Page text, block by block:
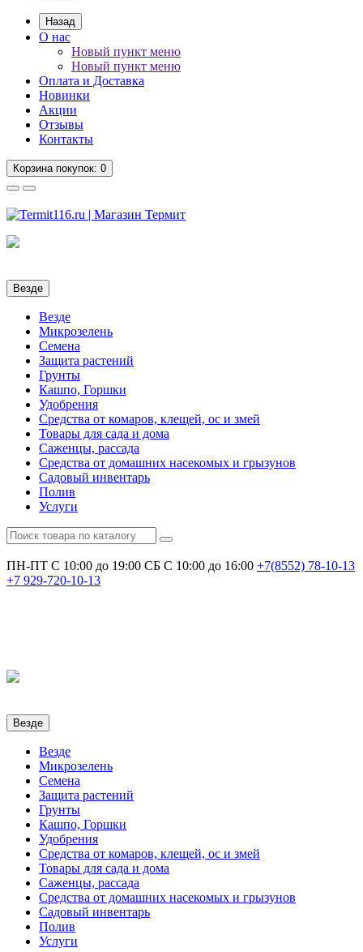
Назад
О нас
Новый пункт меню
Новый пункт меню
Оплата и Доставка
Новинки
Акции
Отзывы
Контакты
Корзинапокупок: 0
Везде
Везде
Микрозелень
Семена
Защита растений
Грунты
Кашпо, Горшки
Удобрения
Средства от комаров, клещей, ос и змей
Товары для сада и дома
Саженцы, рассада
Средства от домашних насекомых и грызунов
Садовый инвентарь
Полив
Услуги
ПН-ПТ С 10:00 до 19:00 СБ С 10:00 до 16:00 +7(8552) 78-10-13
+7 929-720-10-13
Везде
Везде
Микрозелень
Семена
Защита растений
Грунты
Кашпо, Горшки
Удобрения
Средства от комаров, клещей, ос и змей
Товары для сада и дома
Саженцы, рассада
Средства от домашних насекомых и грызунов
Садовый инвентарь
Полив
Услуги